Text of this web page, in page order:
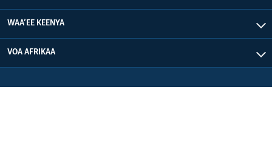
WAA’EE KEENYA
VOA AFRIKAA